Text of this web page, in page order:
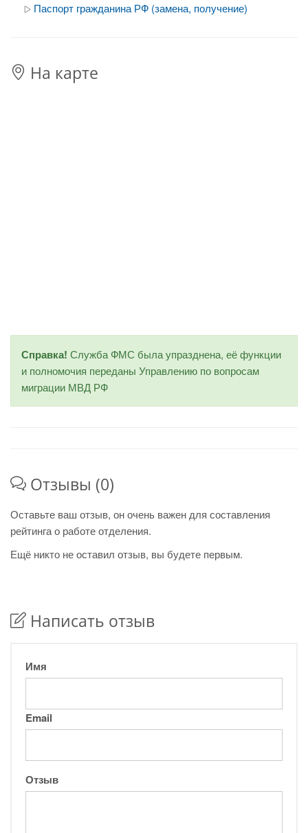
Паспорт гражданина РФ (замена, получение)
На карте
Справка! Служба ФМС была упразднена, её функции
и полномочия переданы Управлению по вопросам
миграции МВД РФ
Отзывы (0)
Оставьте ваш отзыв, он очень важен для составления
рейтинга о работе отделения.
Ещё никто не оставил отзыв, вы будете первым.
Написать отзыв
Имя
Email
Отзыв